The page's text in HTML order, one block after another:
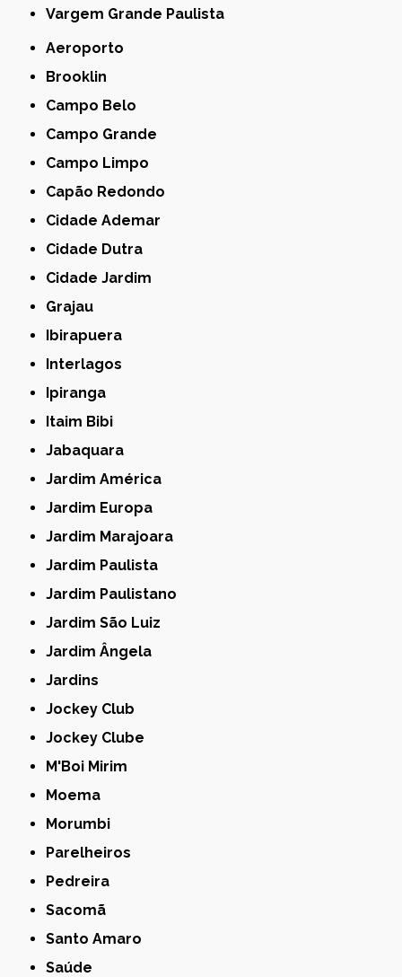
Vargem Grande Paulista
Aeroporto
Brooklin
Campo Belo
Campo Grande
Campo Limpo
Capão Redondo
Cidade Ademar
Cidade Dutra
Cidade Jardim
Grajau
Ibirapuera
Interlagos
Ipiranga
Itaim Bibi
Jabaquara
Jardim América
Jardim Europa
Jardim Marajoara
Jardim Paulista
Jardim Paulistano
Jardim São Luiz
Jardim Ângela
Jardins
Jockey Club
Jockey Clube
M'Boi Mirim
Moema
Morumbi
Parelheiros
Pedreira
Sacomã
Santo Amaro
Saúde